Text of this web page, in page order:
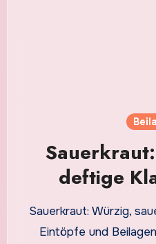
deftige
gesünder
Sauerkraut: Würzig,
Eintöpfe und